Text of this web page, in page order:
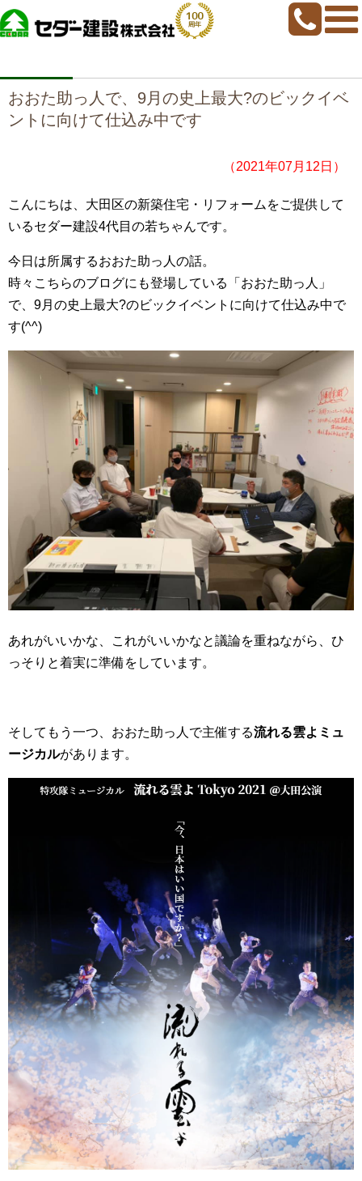
home >若ちゃんブログ>
おおた助っ人で、9月の史上最大?のビックイベント
おおた助っ人で、9月の史上最大?のビックイベ
ントに向けて仕込み中です
（2021年07月12日）
こんにちは、大田区の新築住宅・リフォームをご提供して
いるセダー建設4代目の若ちゃんです。
今日は所属するおおた助っ人の話。
時々こちらのブログにも登場している「おおた助っ人」
で、9月の史上最大?のビックイベントに向けて仕込み中で
す(^^)
あれがいいかな、これがいいかなと議論を重ねながら、ひ
っそりと着実に準備をしています。
そしてもう一つ、おおた助っ人で主催する流れる雲よミュ
ージカルがあります。